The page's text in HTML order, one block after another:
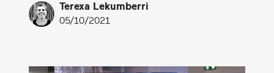
Terexa Lekumberri
05/10/2021